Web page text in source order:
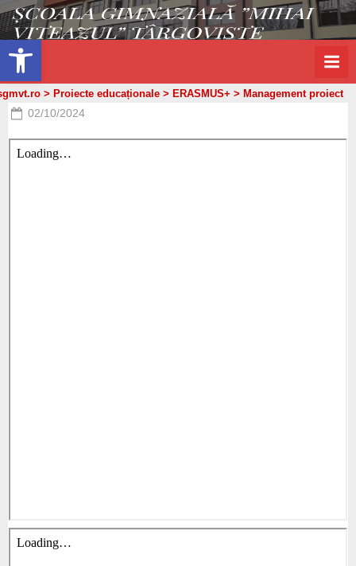
Open toolbar
Skip
to
content
s
g
t
r
> Proiecte educaționale > ERASMUS+ > Management proiect
Posted
02/10/2024